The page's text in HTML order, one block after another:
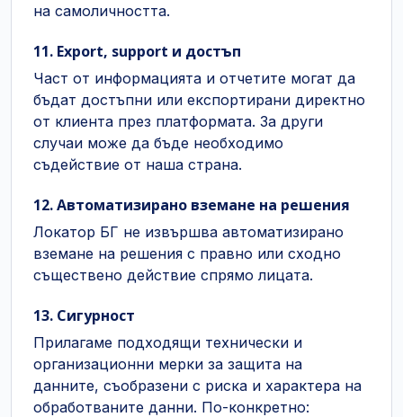
на самоличността.
11. Export, support и достъп
Част от информацията и отчетите могат да
бъдат достъпни или експортирани директно
от клиента през платформата. За други
случаи може да бъде необходимо
съдействие от наша страна.
12. Автоматизирано вземане на решения
Локатор БГ не извършва автоматизирано
вземане на решения с правно или сходно
съществено действие спрямо лицата.
13. Сигурност
Прилагаме подходящи технически и
организационни мерки за защита на
данните, съобразени с риска и характера на
обработваните данни. По-конкретно: